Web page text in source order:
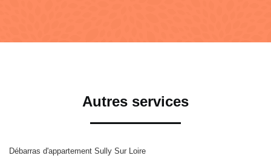
Autres services
Débarras d'appartement Sully Sur Loire